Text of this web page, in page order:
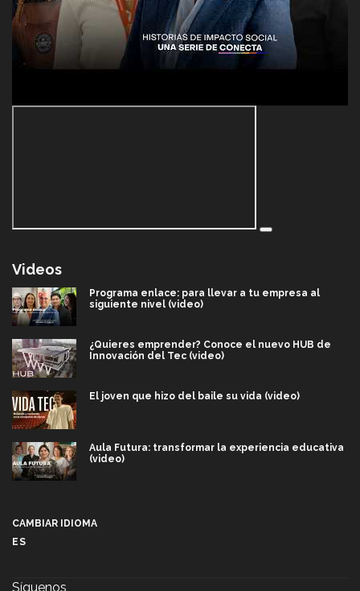
Videos
Programa enlace: para llevar a tu empresa al
siguiente nivel (video)
¿Quieres emprender? Conoce el nuevo HUB de
Innovación del Tec (video)
El joven que hizo del baile su vida (video)
Aula Futura: transformar la experiencia educativa
(video)
CAMBIAR IDIOMA
ES
Síguenos